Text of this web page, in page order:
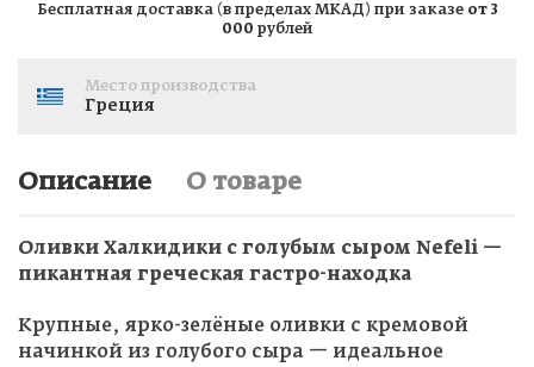
Бесплатная доставка (в пределах МКАД) при заказе от 3
000 рублей
Место производства
Греция
Описание О товаре
Оливки Халкидики с голубым сыром Nefeli —
пикантная греческая гастро-находка
Крупные, ярко-зелёные оливки с кремовой
начинкой из голубого сыра — идеальное